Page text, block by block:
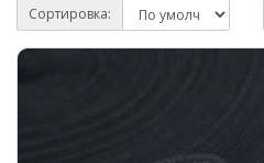
Сортировка: